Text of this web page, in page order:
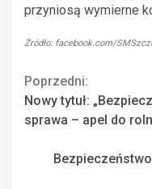
przyniosą wymierne
Źródło: facebook.com/
Continue
Reading
Poprzedni:
Nowy tytuł:
sprawa – apel do